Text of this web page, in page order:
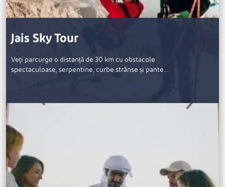
Jais Sky Tour
Veți parcurge o distanță de 30 km cu obstacole
spectaculoase, serpentine, curbe strânse și pante…